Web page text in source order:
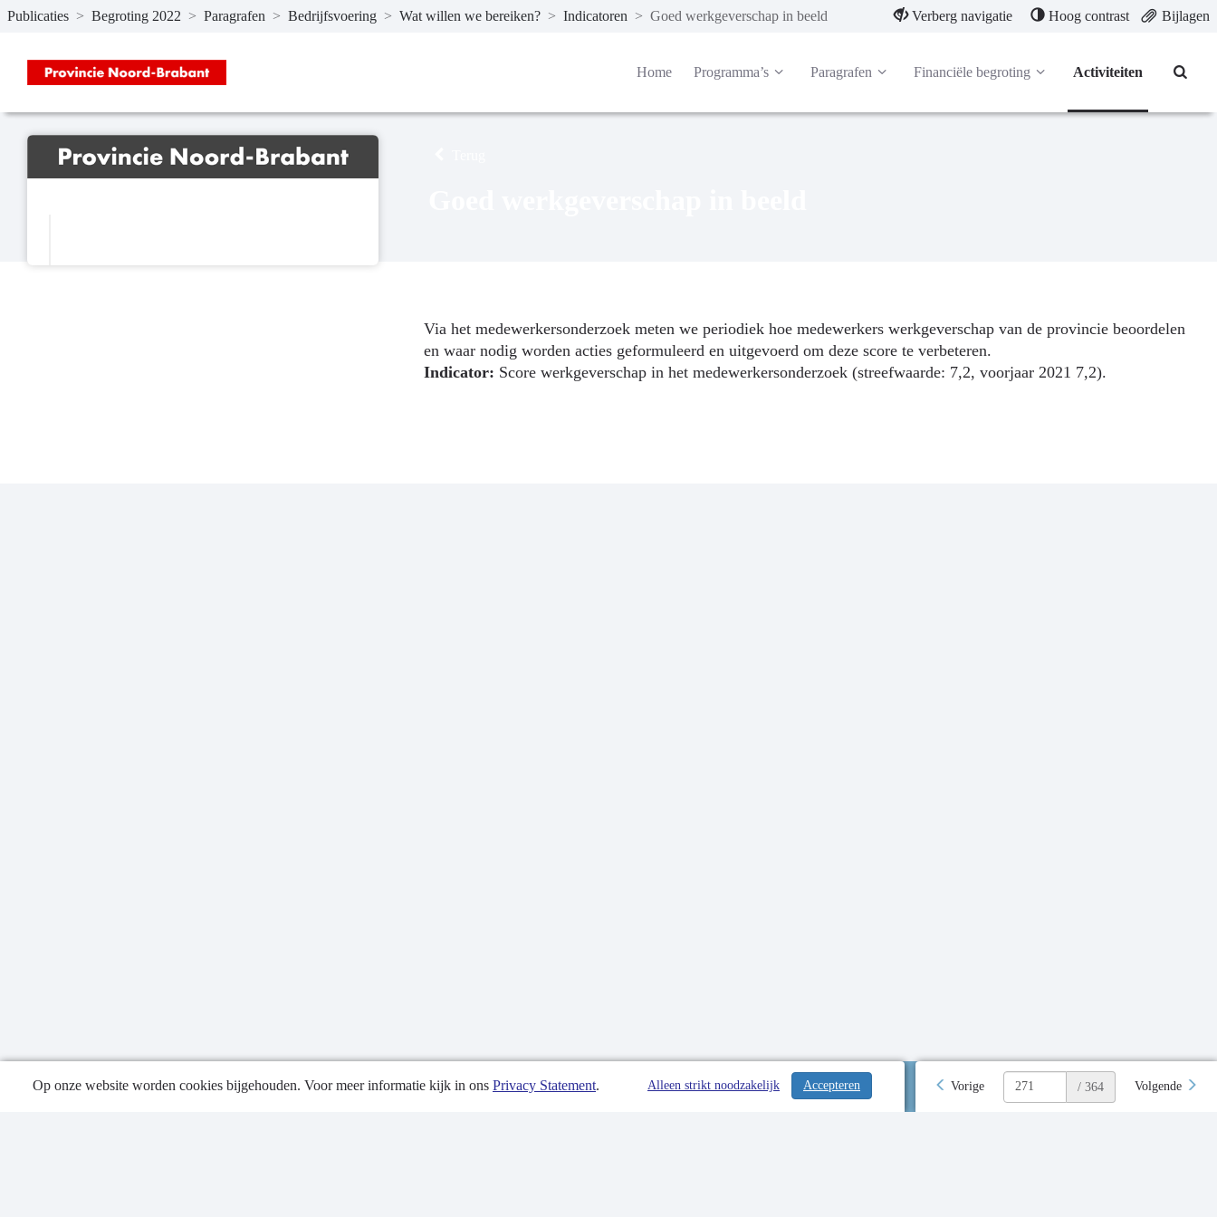
Naar hoofdinhoud
Publicaties > Begroting 2022 > Paragrafen > Bedrijfsvoering > Wat willen we bereiken? > Indicatoren > Goed werkgeverschap in beeld Verberg navigatie Hoog contrast Bijlagen
Home Programma’s Paragrafen Financiële begroting Activiteiten
Via het medewerkersonderzoek meten we periodiek hoe medewerkers werkgeverschap van de provincie beoordelen
en waar nodig worden acties geformuleerd en uitgevoerd om deze score te verbeteren.
Indicator: Score werkgeverschap in het medewerkersonderzoek (streefwaarde: 7,2, voorjaar 2021 7,2).
Vorige / 364 Volgende
Publicatiedatum: 12-10-2021
Op onze website worden cookies bijgehouden. Voor meer informatie kijk in ons Privacy Statement. Accepteren
Alleen strikt noodzakelijk